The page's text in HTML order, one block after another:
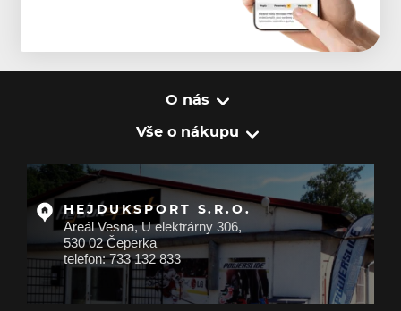
O nás
Vše o nákupu
HEJDUKSPORT S.R.O.
Areál Vesna, U elektrárny 306,
530 02 Čeperka
telefon: 733 132 833